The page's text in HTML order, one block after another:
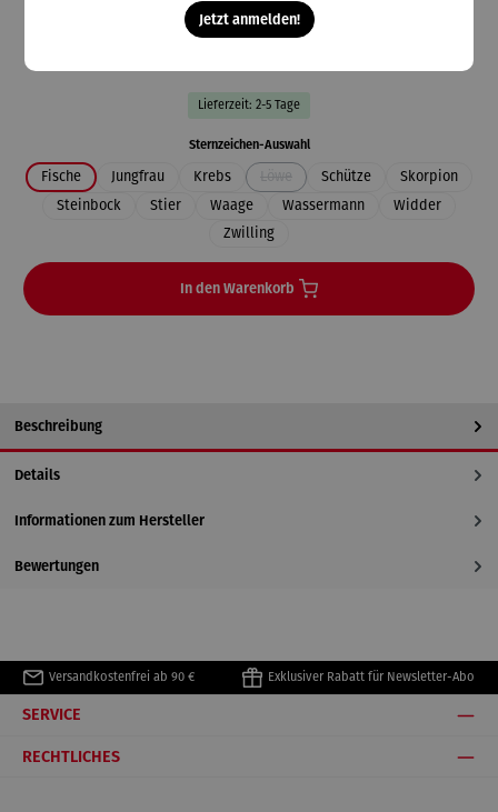
99,00 €
Lieferzeit: 2-5 Tage
Sternzeichen-Auswahlauswählen
Fische Jungfrau Krebs
(Diese Option ist zurzeit nicht
Schütze
Skorpion
Steinbock
Stier Waage Wassermann
Widder
Zwilling
In den Warenkorb
Beschreibung
Details
Informationen zum Hersteller
Bewertungen
Versandkostenfrei ab 90 € Exklusiver Rabatt für Newsletter-Abo
SERVICE
RECHTLICHES
Jetzt anmelden!